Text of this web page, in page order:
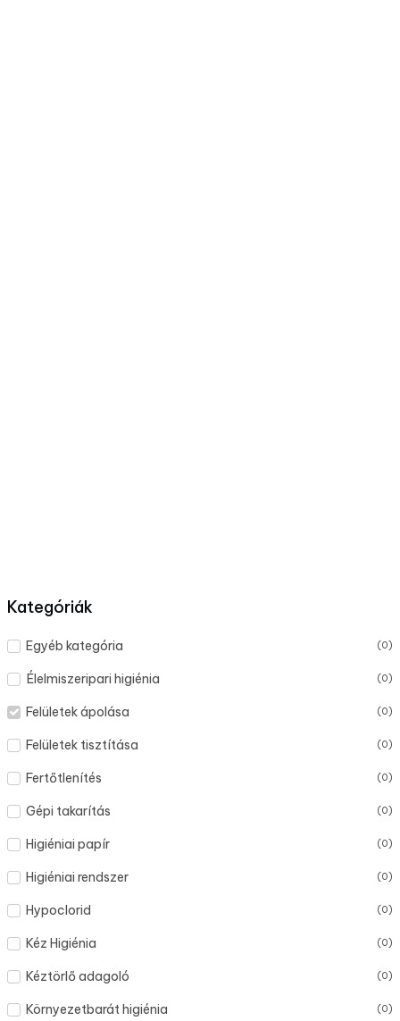
Kategóriák
Egyéb kategória (0)
Élelmiszeripari higiénia (0)
Felületek ápolása (0)
Felületek tisztítása (0)
Fertőtlenítés (0)
Gépi takarítás (0)
Higiéniai papír (0)
Higiéniai rendszer (0)
Hypoclorid (0)
Kéz Higiénia (0)
Kéztörlő adagoló (0)
Környezetbarát higiénia (0)